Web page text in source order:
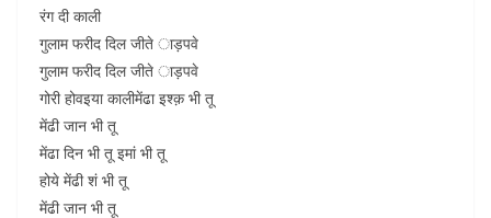
रंग दी काली
गुलाम फरीद दिल जीते ाड़पवे
गुलाम फरीद दिल जीते ाड़पवे
गोरी होवइया कालीमेंढा इश्क़ भी तू
मेंढी जान भी तू
मेंढा दिन भी तू इमां भी तू
होये मेंढी शं भी तू
मेंढी जान भी तू